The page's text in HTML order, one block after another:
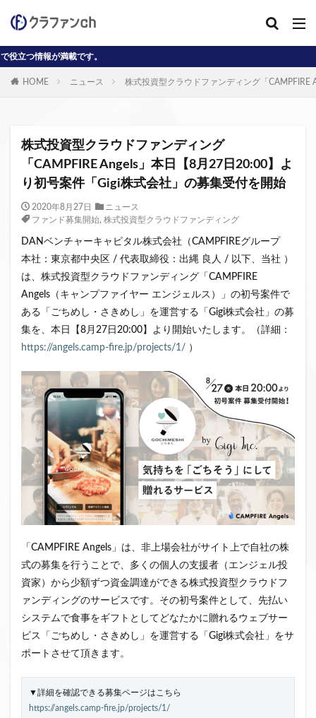
載です。
HOME ニュース 株式投資型クラウドファンディング「
株式投資型クラウドファンディング
「CAMPFIRE Angels」本日【8月27日20:00】よ
り初号案件「Gigi株式会社」の募集受付を開始
2020年8月27日
ニュース
ファンド募集開始, 株式投資型クラウドファンディング
DANベンチャーキャピタル株式会社（CAMPFIREグループ
本社：東京都中央区 / 代表取締役：出縄 良人 / 以下、当社 ）
は、株式投資型クラウドファンディング「CAMPFIRE
Angels（キャンプファイヤー エンジェルス）」の初号案件で
ある「ごちめし・さきめし」を運営する「Gigi株式会社」の募
集を、本日【8月27日20:00】より開始いたします。（詳細：
https://angels.camp-fire.jp/projects/1/ ）
「CAMPFIRE Angels」は、非上場会社がサイト上で自社の株
式の募集を行うことで、多くの個人の支援者（エンジェル投
資家）から少額ずつ資金調達ができる株式投資型クラウドフ
ァンディングのサービスです。その初号案件として、先払い
システムで食事をギフトとしてどなたかに贈れるウェブサー
ビス「ごちめし・さきめし」を運営する「Gigi株式会社」をサ
ポートさせて頂きます。
▼詳細を確認できる募集ページはこちら
https://angels.camp-fire.jp/projects/1/
カテゴリー
AD J-reit reit インタビュー動画
クラウドファンディングコラム
クラウファンディングコラム ソーシャル
デジタル証券 ニュース
不動産クラウドファンディング・オブ・ザ・イヤー
不動産クラウドファンディング協会 不特法
投資家向け 用語解説
クラウドファンディング事業
クラウドファンディング新規参入
小規模不動産特定共同事業 事業者一覧
システム導入 業務提携 API連携
税金 eKYC 融資型クラウドファンディング
不動産クラウドファンディング
株式投資型クラウドファンディング
不動産特定共同事業法 非投資型クラウドファンディング
グローシップ・パートナーズ CrowdShip Funding
意識調査 セミナー アンケート
特例事業 CrowdShip Lending ファンド募集開始
キャンペーン CrowdFunding Channel
ファンド型クラウドファンディング 法律理解
ソーシャルレンディング お役立ち情報 分配実績
サービス一覧 インタビュー サービス提供開始
ファンド募集終了
運用実績 イベント出展 セキュリティトークン
日本不動産クラウドファンディング協会